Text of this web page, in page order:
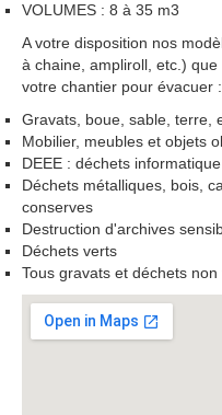
VOLUMES : 8 à 35 m3
A votre disposition nos
à chaine, ampliroll, etc.)
votre chantier pour évacuer :
Gravats, boue, sable, terre,
Mobilier, meubles et objets
DEEE : déchets
Déchets métalliques, bois,
conserves
Destruction d'archives
Déchets verts
Tous gravats et déchets non